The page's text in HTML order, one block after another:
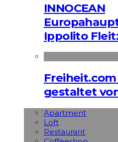
INNOCEAN
Ippolito
gestaltet
Apart­ment
Loft
Restaurant